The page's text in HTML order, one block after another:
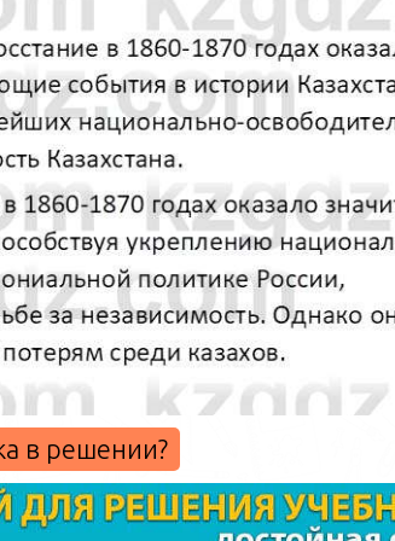
в решении?